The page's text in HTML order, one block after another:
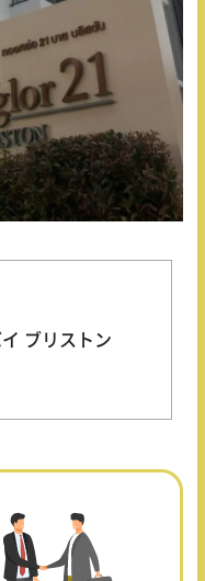
イ ブリストン